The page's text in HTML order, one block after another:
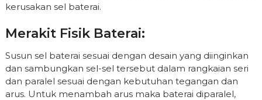
kerusakan sel baterai.
Merakit Fisik Baterai:
Susun sel baterai sesuai dengan desain yang diinginkan
dan sambungkan sel-sel tersebut dalam rangkaian seri
dan paralel sesuai dengan kebutuhan tegangan dan
arus. Untuk menambah arus maka baterai diparalel,